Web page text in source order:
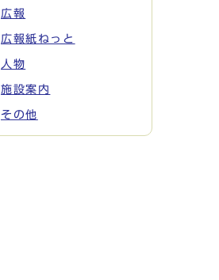
広報
広報紙ねっと
人物
施設案内
その他